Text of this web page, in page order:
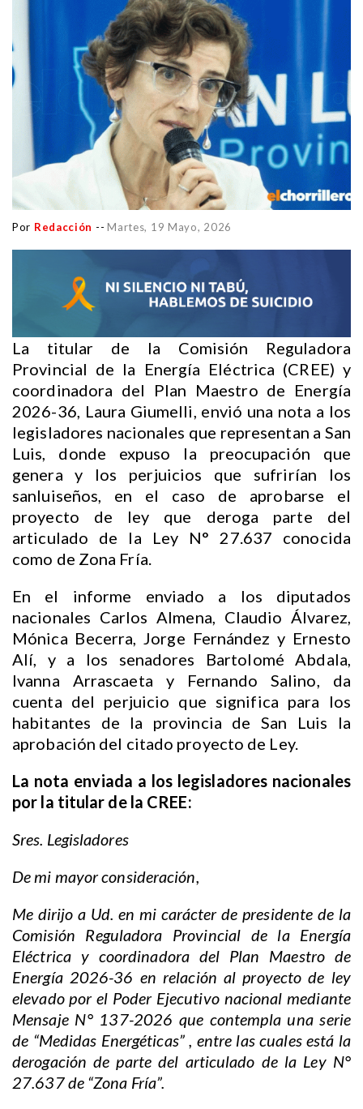
Por Redacción -- Martes, 19 Mayo, 2026
La titular de la Comisión Reguladora
Provincial de la Energía Eléctrica (CREE) y
coordinadora del Plan Maestro de Energía
2026-36, Laura Giumelli, envió una nota a los
legisladores nacionales que representan a San
Luis, donde expuso la preocupación que
genera y los perjuicios que sufrirían los
sanluiseños, en el caso de aprobarse el
proyecto de ley que deroga parte del
articulado de la Ley N° 27.637 conocida
como de Zona Fría.
En el informe enviado a los diputados
nacionales Carlos Almena, Claudio Álvarez,
Mónica Becerra, Jorge Fernández y Ernesto
Alí, y a los senadores Bartolomé Abdala,
Ivanna Arrascaeta y Fernando Salino, da
cuenta del perjuicio que significa para los
habitantes de la provincia de San Luis la
aprobación del citado proyecto de Ley.
La nota enviada a los legisladores nacionales
por la titular de la CREE:
Sres. Legisladores
De mi mayor consideración,
Me dirijo a Ud. en mi carácter de presidente de la
Comisión Reguladora Provincial de la Energía
Eléctrica y coordinadora del Plan Maestro de
Energía 2026-36 en relación al proyecto de ley
elevado por el Poder Ejecutivo nacional mediante
Mensaje N° 137-2026 que contempla una serie
de “Medidas Energéticas” , entre las cuales está la
derogación de parte del articulado de la Ley N°
27.637 de “Zona Fría”.